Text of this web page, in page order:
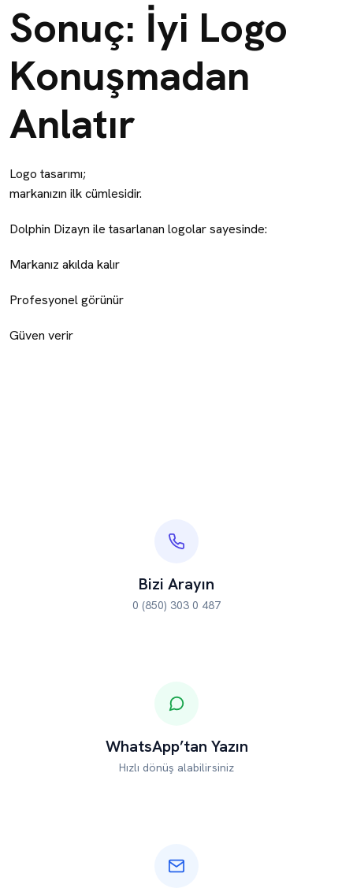
Sonuç: İyi Logo
Konuşmadan
Anlatır
Logo tasarımı;
markanızın ilk cümlesidir.
Dolphin Dizayn ile tasarlanan logolar sayesinde:
Markanız akılda kalır
Profesyonel görünür
Güven verir
Bizi Arayın
0 (850) 303 0 487
WhatsApp’tan Yazın
Hızlı dönüş alabilirsiniz